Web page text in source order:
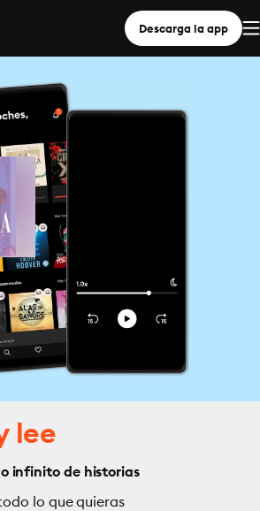
Descarga la app
lee
infinito de historias
lo que quieras